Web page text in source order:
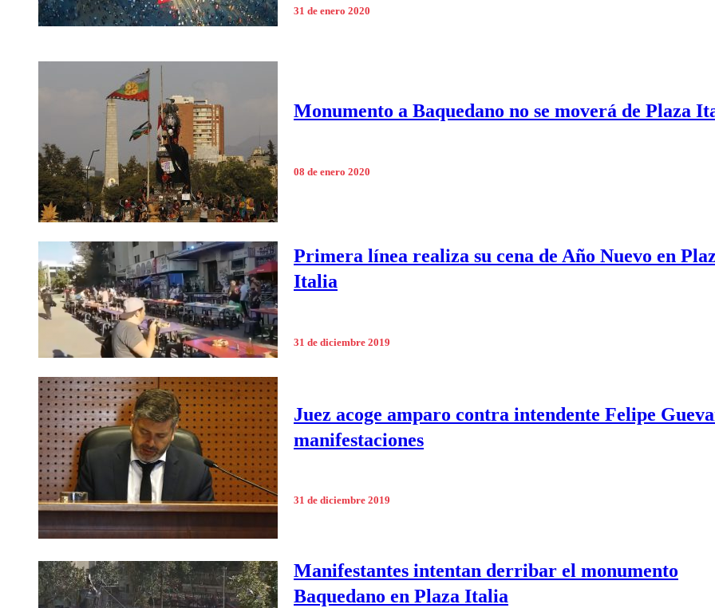
31 de enero 2020
Monumento a Baquedano no se moverá de Plaza
08 de enero 2020
Primera línea realiza su cena de Año Nuevo en
Italia
31 de diciembre 2019
Juez acoge amparo contra intendente Felipe
manifestaciones
31 de diciembre 2019
Manifestantes intentan derribar el monumento
Baquedano en Plaza Italia